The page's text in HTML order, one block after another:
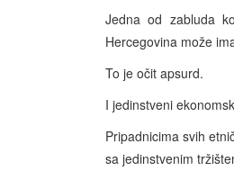
Jedna od zabluda
Hercegovina može
To je očit apsurd.
I jedinstveni
Pripadnicima svih
sa jedinstvenim